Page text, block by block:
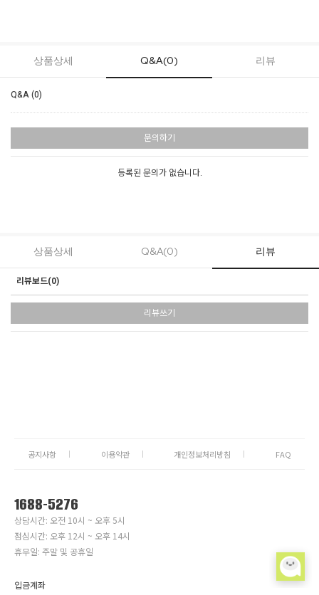
상품상세 Q&A(0) 리뷰
Q&A (0)
문의하기
등록된 문의가 없습니다.
상품상세 Q&A(0) 리뷰
리뷰보드(0)
리뷰쓰기
공지사항 이용약관 개인정보처리방침 FAQ
1688-5276
상담시간: 오전 10시 ~ 오후 5시
점심시간: 오후 12시 ~ 오후 14시
휴무일: 주말 및 공휴일
입금계좌